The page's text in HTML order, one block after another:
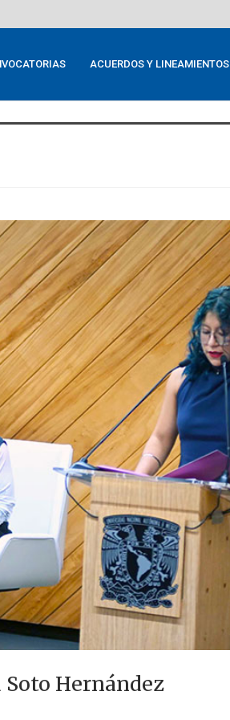
ACUERDOS Y LINEAMIENTOS
Hernández